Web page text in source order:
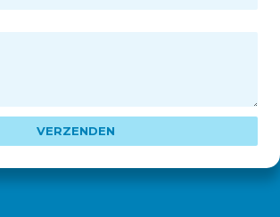
VERZENDEN